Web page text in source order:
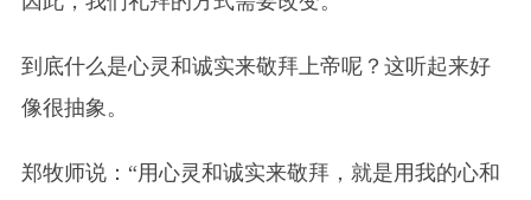
到底什么是心灵和诚实来敬拜上帝呢？这听起来好
像很抽象。
郑牧师说：“用心灵和诚实来敬拜，就是用我的心和